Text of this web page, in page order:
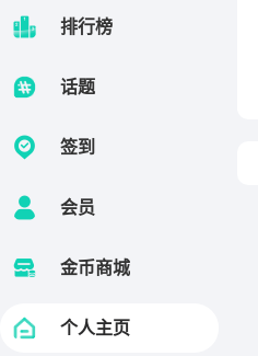
排行榜
话题
签到
会员
金币商城
个人主页